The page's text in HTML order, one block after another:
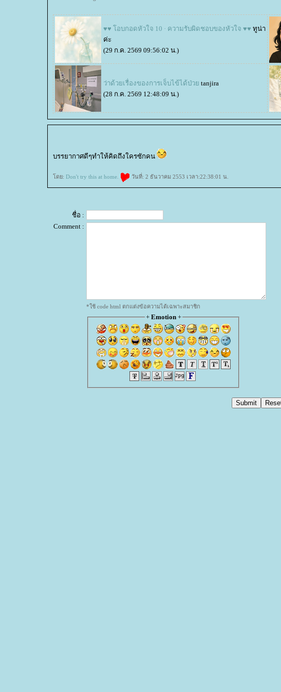
♥♥ โอบกอดหัวใจ 10 · ความรับผิดชอบของหัวใจ ♥♥ ทูน่า
ค่ะ
(29 ก.ค. 2569 09:56:02 น.)
ว่าด้วยเรื่องของการเจ็บไข้ได้ป่ว tanjira
(28 ก.ค. 2569 12:48:09 น.)
บรรยากาศดีๆทำให้คิดถึงใครซักคน
ดย: Don't try this at home. วันที่: 2 ธันวาคม 2553 เวลา:22:38:01 น.
ชื่อ :
Comment :
*ใช้ code html ตกแต่งข้อความได้เฉพาะสมาชิก
+ Emotion+